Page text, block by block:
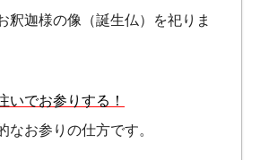
釈迦様の像（誕生仏）を祀りま
いでお参りする！
なお参りの仕方です。